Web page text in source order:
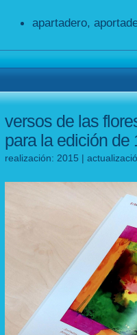
apartadero,
versos de las
para la edición de
realización: 2015 |